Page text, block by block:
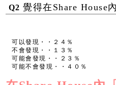
Q2覺得在Share House
可以發現・・２４％
不會發現・・１３％
可能會發現・・２３％
可能不會發現・・４０％